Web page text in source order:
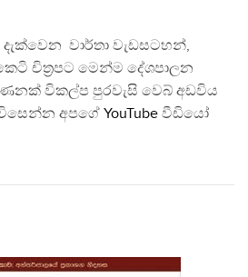
වාර්තා වැඩසටහන්,
චිත්‍රපට මෙන්ම දේශපාලන
විකල්ප පුරවැසි වෙබ් අඩවිය
අපගේ YouTube වීඩියෝ